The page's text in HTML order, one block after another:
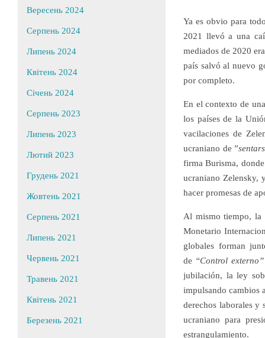
Ya es obvio para
2021 llevó a una
mediados de 2020
país salvó al nuevo
por completo.
En el contexto de
los países de la
vacilaciones de
ucraniano de ”
firma Burisma,
ucraniano Zelensky,
hacer promesas de
Al mismo tiempo, la
Monetario
globales forman
de “Control externo”
jubilación, la ley
impulsando cambios
derechos laborales y
ucraniano para
estrangulamiento.
Вересень 2024
Серпень 2024
Липень 2024
Квітень 2024
Січень 2024
Серпень 2023
Липень 2023
Лютий 2023
Грудень 2021
Жовтень 2021
Серпень 2021
Липень 2021
Червень 2021
Травень 2021
Квітень 2021
Березень 2021